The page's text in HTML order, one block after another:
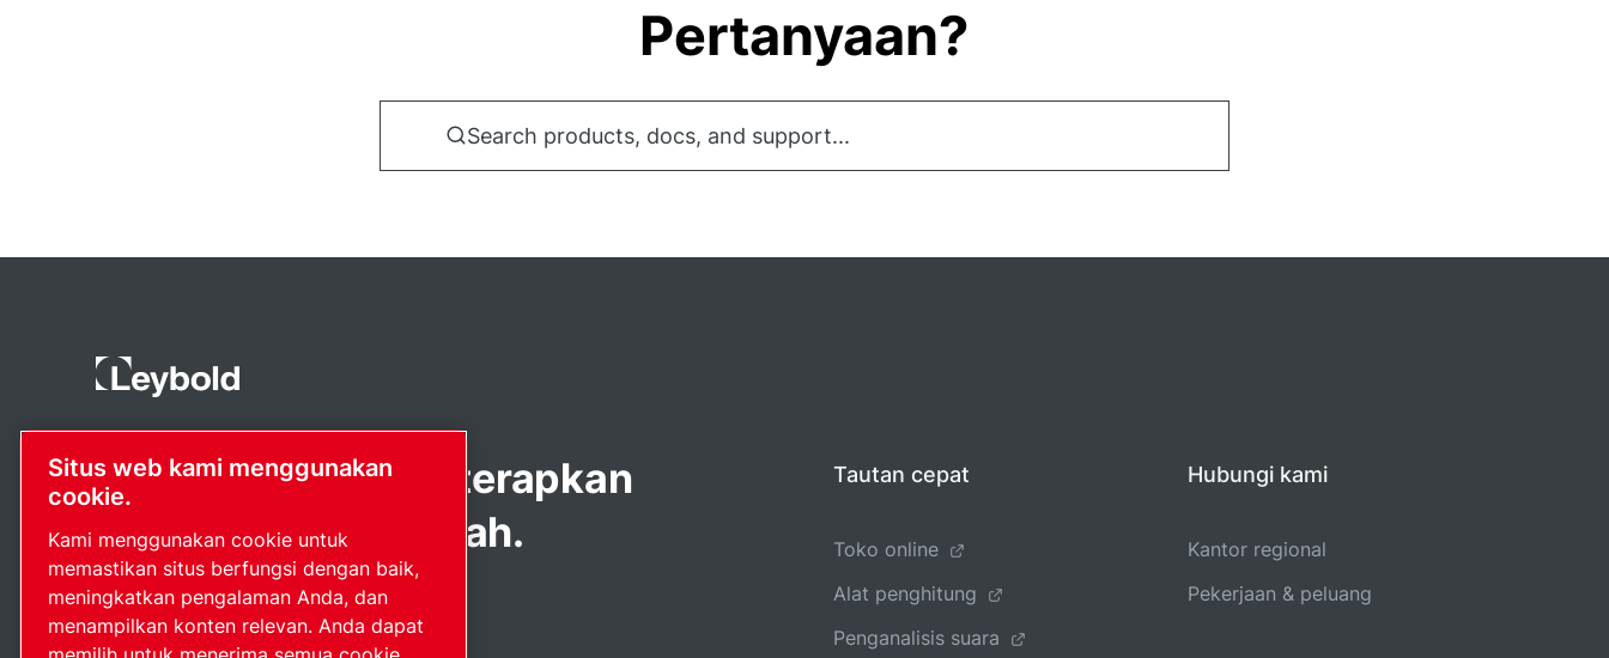
Pertanyaan?
Search products, docs, and support...
Produk perintis. Diterapkan
dengan penuh gairah.
Tautan cepat
Toko online
Alat penghitung
Penganalisis suara
Hubungi kami
Kantor regional
Pekerjaan & peluang
Situs web kami menggunakan
cookie.
Kami menggunakan cookie untuk
memastikan situs berfungsi dengan baik,
meningkatkan pengalaman Anda, dan
menampilkan konten relevan. Anda dapat